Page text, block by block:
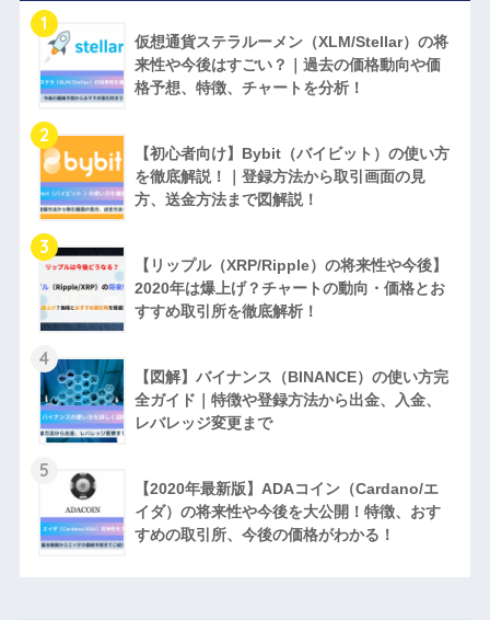
1
仮想通貨ステラルーメン（XLM/Stellar）の将
来性や今後はすごい？｜過去の価格動向や価
格予想、特徴、チャートを分析！
2
【初心者向け】Bybit（バイビット）の使い方
を徹底解説！｜登録方法から取引画面の見
方、送金方法まで図解説！
3
【リップル（XRP/Ripple）の将来性や今後】
2020年は爆上げ？チャートの動向・価格とお
すすめ取引所を徹底解析！
4
【図解】バイナンス（BINANCE）の使い方完
全ガイド｜特徴や登録方法から出金、入金、
レバレッジ変更まで
5
【2020年最新版】ADAコイン（Cardano/エ
イダ）の将来性や今後を大公開！特徴、おす
すめの取引所、今後の価格がわかる！